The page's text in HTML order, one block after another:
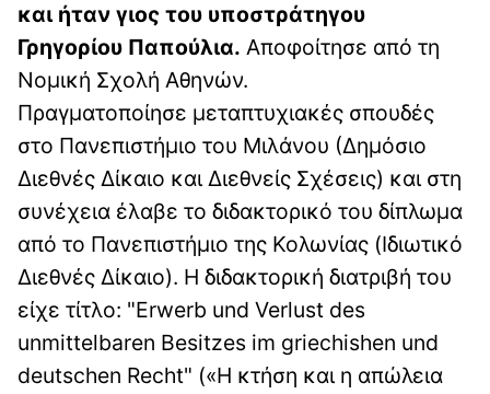
και ήταν γιος του υποστράτηγου
Γρηγορίου Παπούλια. Αποφοίτησε από τη
Νομική Σχολή Αθηνών.
Πραγματοποίησε μεταπτυχιακές σπουδές
στο Πανεπιστήμιο του Μιλάνου (Δημόσιο
Διεθνές Δίκαιο και Διεθνείς Σχέσεις) και στη
συνέχεια έλαβε το διδακτορικό του δίπλωμα
από το Πανεπιστήμιο της Κολωνίας (Ιδιωτικό
Διεθνές Δίκαιο). Η διδακτορική διατριβή του
είχε τίτλο: "Erwerb und Verlust des
unmittelbaren Besitzes im griechishen und
deutschen Recht" («Η κτήση και η απώλεια